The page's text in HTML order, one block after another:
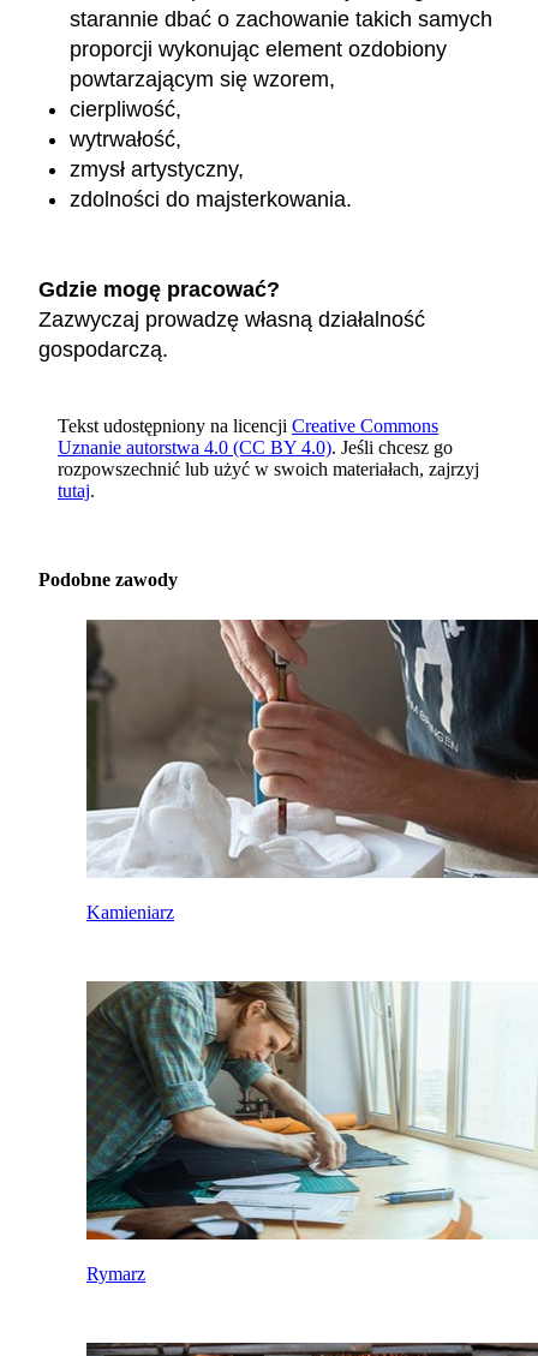
starannie dbać o zachowanie takich samych
proporcji wykonując element ozdobiony
powtarzającym się wzorem,
cierpliwość,
wytrwałość,
zmysł artystyczny,
zdolności do majsterkowania.
Gdzie mogę pracować?
Zazwyczaj prowadzę własną działalność
gospodarczą.
Tekst udostępniony na licencji Creative Commons
Uznanie autorstwa 4.0 (CC BY 4.0). Jeśli chcesz go
rozpowszechnić lub użyć w swoich materiałach, zajrzyj
tutaj.
Podobne zawody
Kamieniarz
Rymarz